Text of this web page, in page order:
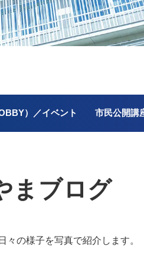
）／イベント 市民公開講
まブログ
日々の様子を写真で紹介します。